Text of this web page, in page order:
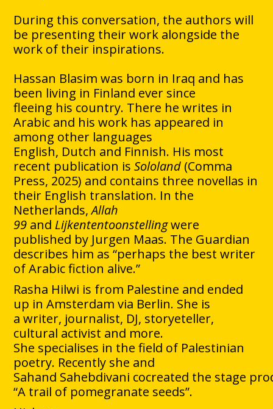
During this conversation, the authors will
be presenting their work alongside the
work of their inspirations.
Hassan Blasim was born in Iraq and has
been living in Finland ever since
fleeing his country. There he writes in
Arabic and his work has appeared in
among other languages
English, Dutch and Finnish. His most
recent publication isSololand (Comma
Press, 2025) and contains three novellas in
their English translation. In the
Netherlands,Allah
99 and Lijkententoonstellingwere
published by Jurgen Maas. The Guardian
describes him as “perhaps the best writer
of Arabic fiction alive.”
Rasha Hilwi is from Palestine and ended
up in Amsterdam via Berlin. She is
a writer, journalist, DJ, storyeteller,
cultural activist and more.
She specialises in the field of Palestinian
poetry. Recently she and
Sahand Sahebdivani cocreated the stage
“A trail of pomegranate seeds”.